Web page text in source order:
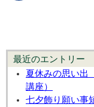
最近のエントリー
夏休みの思い出
講座）
七夕飾り願い事